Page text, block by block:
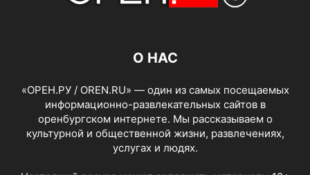
О НАС
«ОРЕН.РУ / OREN.RU» — один из самых посещаемых
информационно-развлекательных сайтов в
оренбургском интернете. Мы рассказываем о
культурной и общественной жизни, развлечениях,
услугах и людях.